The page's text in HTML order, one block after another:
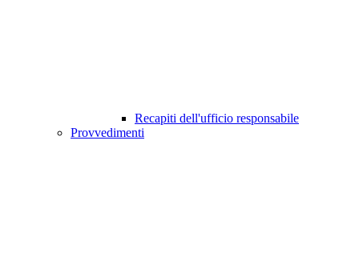
Recapiti dell'ufficio responsabile
Provvedimenti